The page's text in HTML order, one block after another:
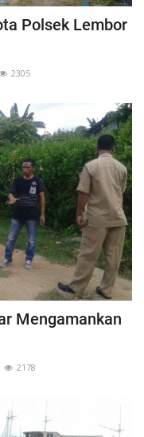
Polsek Lembor
2305
Mengamankan
2178